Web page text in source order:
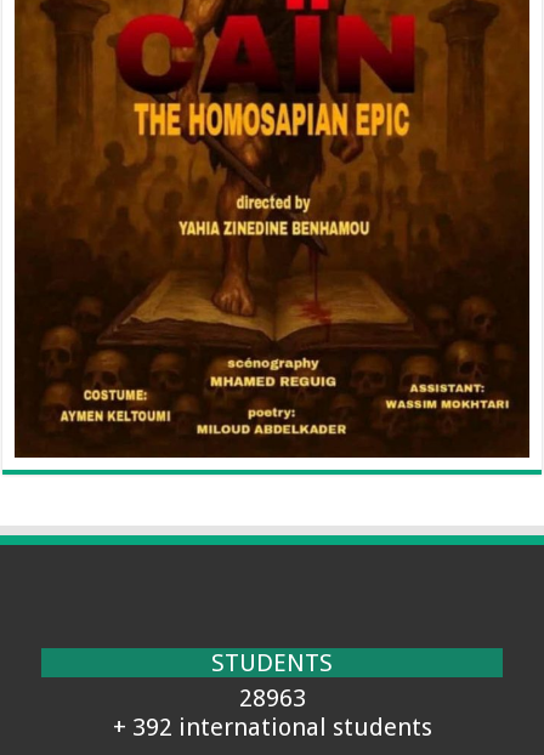
STUDENTS
28963
+ 392 international students